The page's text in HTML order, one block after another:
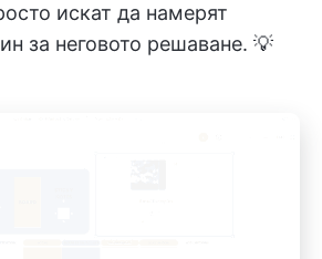
искат да намерят
за неговото решаване. 💡